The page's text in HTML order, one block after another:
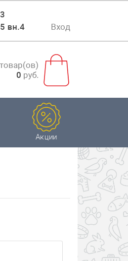
вн.4
Вход
товар(ов)
0 руб.
Акции